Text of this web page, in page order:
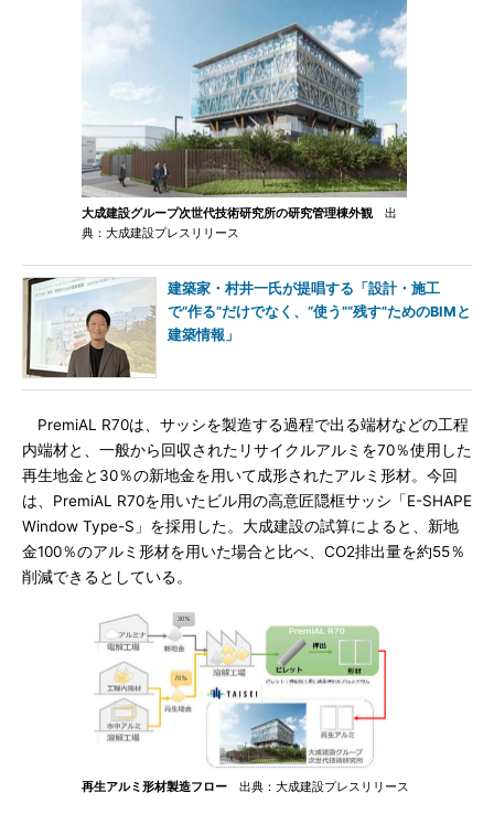
大成建設グループ次世代技術研究所の研究管理棟外観 出
典：大成建設プレスリリース
建築家・村井一氏が提唱する「設計・施工
で“作る”だけでなく、“使う”“残す”ためのBIMと
建築情報」
PremiAL R70は、サッシを製造する過程で出る端材などの工程
内端材と、一般から回収されたリサイクルアルミを70％使用した
再生地金と30％の新地金を用いて成形されたアルミ形材。今回
は、PremiAL R70を用いたビル用の高意匠隠框サッシ「E-SHAPE
Window Type-S」を採用した。大成建設の試算によると、新地
金100％のアルミ形材を用いた場合と比べ、CO2排出量を約55％
削減できるとしている。
再生アルミ形材製造フロー 出典：大成建設プレスリリース